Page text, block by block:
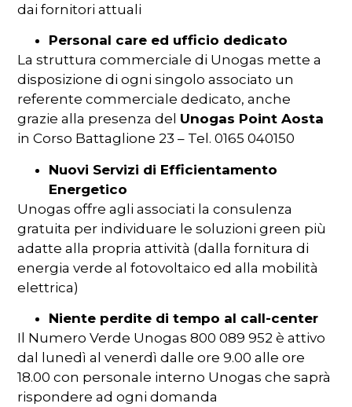
dai fornitori attuali
Personal care ed ufficio dedicato
La struttura commerciale di Unogas mette a
disposizione di ogni singolo associato un
referente commerciale dedicato, anche
grazie alla presenza del Unogas Point Aosta
in Corso Battaglione 23 – Tel. 0165 040150
Nuovi Servizi di Efficientamento
Energetico
Unogas offre agli associati la consulenza
gratuita per individuare le soluzioni green più
adatte alla propria attività (dalla fornitura di
energia verde al fotovoltaico ed alla mobilità
elettrica)
Niente perdite di tempo al call-center
Il Numero Verde Unogas 800 089 952 è attivo
dal lunedì al venerdì dalle ore 9.00 alle ore
18.00 con personale interno Unogas che saprà
rispondere ad ogni domanda